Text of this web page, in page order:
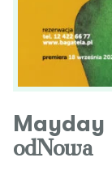
Mayday
odNowa